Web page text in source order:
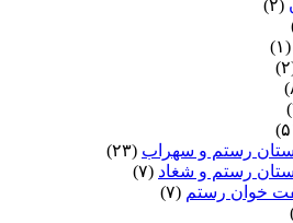
(۲)
(۱)
رستم و سهراب (۲۳)
رستم و شغاد (۷)
خوان رستم‏ (۷)